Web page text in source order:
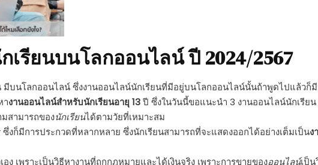
เรียนบนโลกออนไลน์ ปี 2024/2567
มีบนโลกออนไลน์ ซึ่งงานออนไลน์นักเรียนที่มีอยู่บนโลกออนไลน์นั้นถ้าพูดไปแล้วก็
างานออนไลน์สําหรับนักเรียนอายุ 13ปี ซึ่งในวันนี้ขอแนะนำ 3 งานออนไลน์นักเรียน
สามารถของนักเรียนได้ตามวัยที่เหมาะสม
งก็มีการประกวดที่หลากหลาย ซึ่งนักเรียนสามารถที่จะแสดงออกได้อย่างเต็มเป็นง
ง เพราะเป็นวิธีหางานที่ถูกกฎหมายและได้เงินจริง เพราะการขายของออนไลน์เป็น